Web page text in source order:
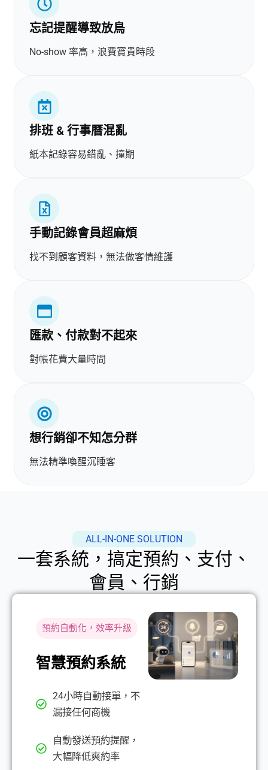
忘記提醒導致放鳥
No-show 率高，浪費寶貴時段
排班 & 行事曆混亂
紙本記錄容易錯亂、撞期
手動記錄會員超麻煩
找不到顧客資料，無法做客情維護
匯款、付款對不起來
對帳花費大量時間
想行銷卻不知怎分群
無法精準喚醒沉睡客
ALL-IN-ONE SOLUTION
一套系統，搞定預約、支付、
會員、行銷
預約自動化，效率升級
智慧預約系統
24小時自動接單，不
漏接任何商機
自動發送預約提醒，
大幅降低爽約率